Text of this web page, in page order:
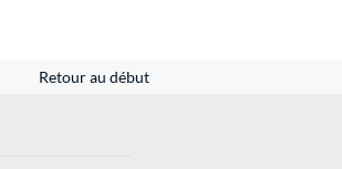
Retour au début